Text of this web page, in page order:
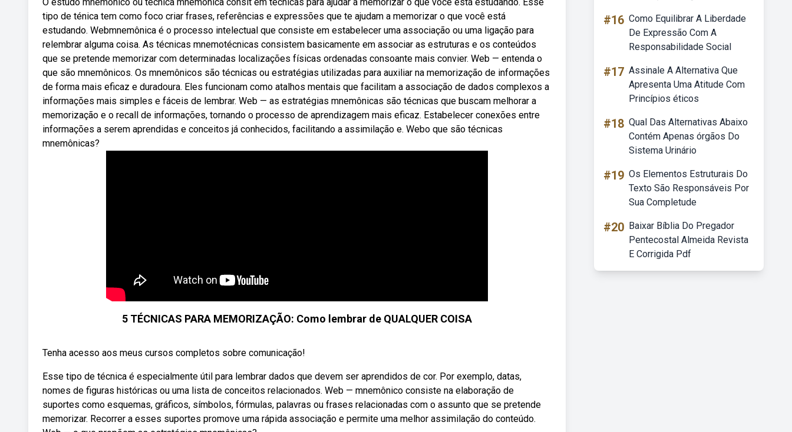
tipo de ténica tem como foco criar frases, referências e expressões que te ajudam a memorizar o que você está
estudando. Webmnemônica é o processo intelectual que consiste em estabelecer uma associação ou uma ligação para
relembrar alguma coisa. As técnicas mnemotécnicas consistem basicamente em associar as estruturas e os conteúdos
que se pretende memorizar com determinadas localizações físicas ordenadas consoante mais convier. Web — entenda o
que são mnemônicos. Os mnemônicos são técnicas ou estratégias utilizadas para auxiliar na memorização de informações
de forma mais eficaz e duradoura. Eles funcionam como atalhos mentais que facilitam a associação de dados complexos a
informações mais simples e fáceis de lembrar. Web — as estratégias mnemônicas são técnicas que buscam melhorar a
memorização e o recall de informações, tornando o processo de aprendizagem mais eficaz. Estabelecer conexões entre
informações a serem aprendidas e conceitos já conhecidos, facilitando a assimilação e. Webo que são técnicas
mnemônicas?
5 TÉCNICAS PARA MEMORIZAÇÃO: Como lembrar de QUALQUER COISA
Tenha acesso aos meus cursos completos sobre comunicação!
Esse tipo de técnica é especialmente útil para lembrar dados que devem ser aprendidos de cor. Por exemplo, datas,
nomes de figuras históricas ou uma lista de conceitos relacionados. Web — mnemônico consiste na elaboração de
suportes como esquemas, gráficos, símbolos, fórmulas, palavras ou frases relacionadas com o assunto que se pretende
memorizar. Recorrer a esses suportes promove uma rápida associação e permite uma melhor assimilação do conteúdo.
#16 Como Equilibrar A Liberdade
De Expressão Com A
Responsabilidade Social
#17 Assinale A Alternativa Que
Apresenta Uma Atitude Com
Princípios éticos
#18 Qual Das Alternativas Abaixo
Contém Apenas órgãos Do
Sistema Urinário
#19 Os Elementos Estruturais Do
Texto São Responsáveis Por
Sua Completude
#20 Baixar Bíblia Do Pregador
Pentecostal Almeida Revista
E Corrigida Pdf